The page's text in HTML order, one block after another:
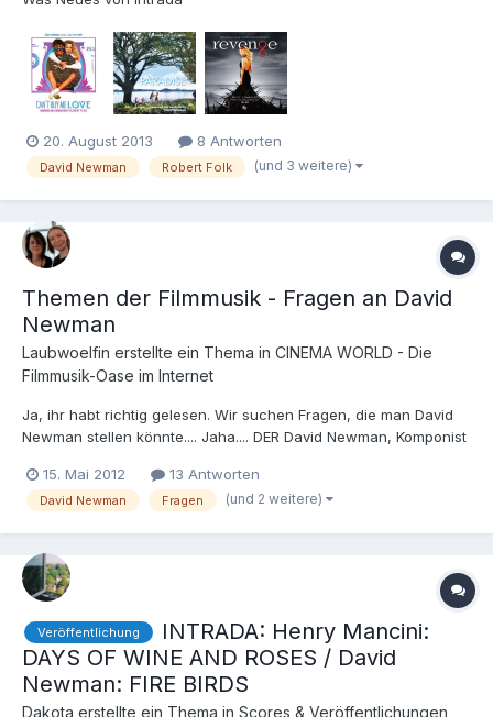
20. August 2013 8 Antworten
David Newman Robert Folk (und 3 weitere)
Themen der Filmmusik - Fragen an David
Newman
Laubwoelfin erstellte ein Thema in CINEMA WORLD - Die
Filmmusik-Oase im Internet
Ja, ihr habt richtig gelesen. Wir suchen Fragen, die man David
Newman stellen könnte.... Jaha.... DER David Newman, Komponist
"Anastasia", "Ice Age", "Galaxy Quest" und vielen anderen. Und
ihr habt die Chance ihm durch mich Löcher in den Bauc...
15. Mai 2012 13 Antworten
David Newman Fragen (und 2 weitere)
Veröffentlichung
INTRADA: Henry Mancini:
DAYS OF WINE AND ROSES / David
Newman: FIRE BIRDS
Dakota erstellte ein Thema in Scores & Veröffentlichungen